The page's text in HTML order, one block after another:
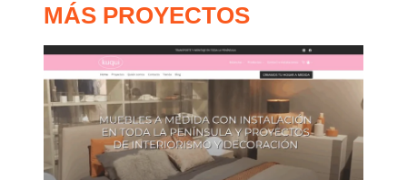
MÁS PROYECTOS